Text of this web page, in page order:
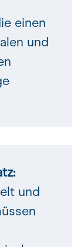
einen
und
und